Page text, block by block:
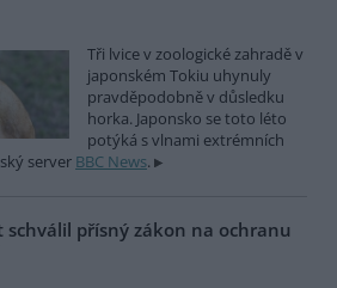
Tři lvice v zoologické zahradě v
japonském Tokiu uhynuly
pravděpodobně v důsledku
horka. Japonsko se toto léto
potýká s vlnami extrémních
server BBC News.
přísný zákon na ochranu